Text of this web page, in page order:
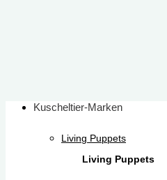
Kuscheltier-Marken
Living Puppets
Living Puppets